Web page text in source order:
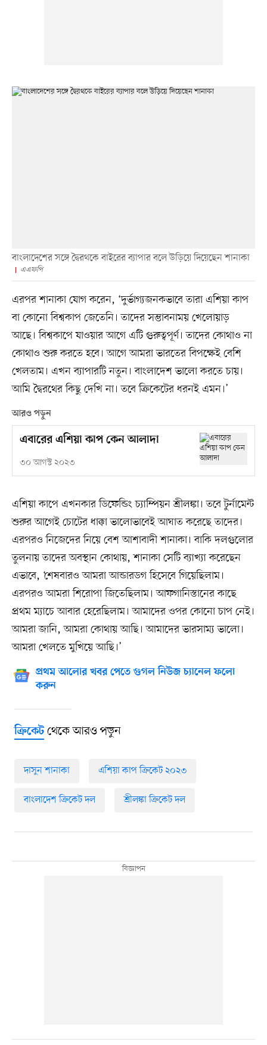
বাংলাদেশের সঙ্গে দ্বৈরথকে বাইরের ব্যাপার বলে উড়িয়ে দিয়েছেন শানাকা
এএফপি
এরপর শানাকা যোগ করেন, ‘দুর্ভাগ্যজনকভাবে তারা এশিয়া কাপ
বা কোনো বিশ্বকাপ জেতেনি। তাদের সম্ভাবনাময় খেলোয়াড়
আছে। বিশ্বকাপে যাওয়ার আগে এটি গুরুত্বপূর্ণ। তাদের কোথাও না
কোথাও শুরু করতে হবে। আগে আমরা ভারতের বিপক্ষেই বেশি
খেলতাম। এখন ব্যাপারটি নতুন। বাংলাদেশ ভালো করতে চায়।
আমি দ্বৈরথের কিছু দেখি না। তবে ক্রিকেটের ধরনই এমন।’
আরও পড়ুন
এবারের এশিয়া কাপ কেন আলাদা
৩০ আগস্ট ২০২৩
এশিয়া কাপে এখনকার ডিফেন্ডিং চ্যাম্পিয়ন শ্রীলঙ্কা। তবে টুর্নামেন্ট
শুরুর আগেই চোটের ধাক্কা ভালোভাবেই আঘাত করেছে তাদের।
এরপরও নিজেদের নিয়ে বেশ আশাবাদী শানাকা। বাকি দলগুলোর
তুলনায় তাদের অবস্থান কোথায়, শানাকা সেটি ব্যাখ্যা করেছেন
এভাবে, ‘শেষবারও আমরা আন্ডারডগ হিসেবে গিয়েছিলাম।
এরপরও আমরা শিরোপা জিতেছিলাম। আফগানিস্তানের কাছে
প্রথম ম্যাচে আবার হেরেছিলাম। আমাদের ওপর কোনো চাপ নেই।
আমরা জানি, আমরা কোথায় আছি। আমাদের ভারসাম্য ভালো।
আমরা খেলতে মুখিয়ে আছি।’
প্রথম আলোর খবর পেতে গুগল নিউজ চ্যানেল ফলো
করুন
ক্রিকেটথেকে আরও পড়ুন
দাসুন শানাকা এশিয়া কাপ ক্রিকেট ২০২৩
বাংলাদেশ ক্রিকেট দল শ্রীলঙ্কা ক্রিকেট দল